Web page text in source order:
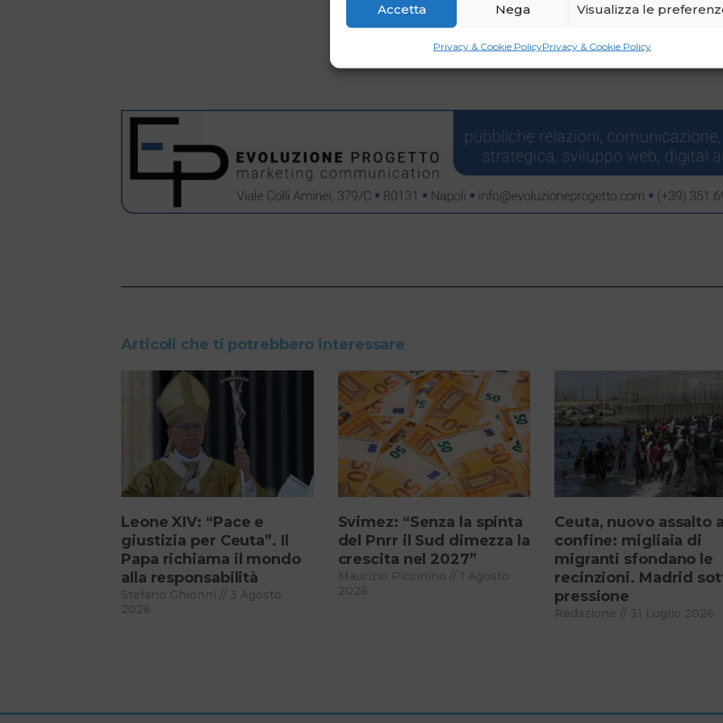
Accetta Nega Visualizza le
Privacy & Cookie PolicyPrivacy & Cookie Policy
Articoli che ti potrebbero interessare
Leone XIV: “Pace e
giustizia per Ceuta”. Il
Papa richiama il mondo
alla responsabilità
Stefano Ghionni
3 Agosto
2026
Svimez: “Senza la spinta
del Pnrr il Sud dimezza la
crescita nel 2027”
Maurizio Piccinino
1 Agosto
2026
Ceuta, nuovo assalto
confine: migliaia di
migranti sfondano le
recinzioni. Madrid
pressione
Redazione 31 Luglio 2026